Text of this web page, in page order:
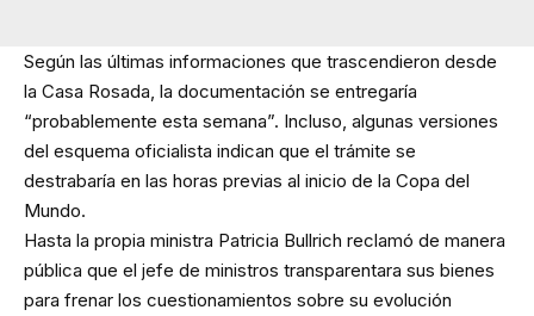
Según las últimas informaciones que trascendieron desde
la Casa Rosada, la documentación se entregaría
“probablemente esta semana”. Incluso, algunas versiones
del esquema oficialista indican que el trámite se
destrabaría en las horas previas al inicio de la Copa del
Mundo.
Hasta la propia ministra Patricia Bullrich reclamó de manera
pública que el jefe de ministros transparentara sus bienes
para frenar los cuestionamientos sobre su evolución